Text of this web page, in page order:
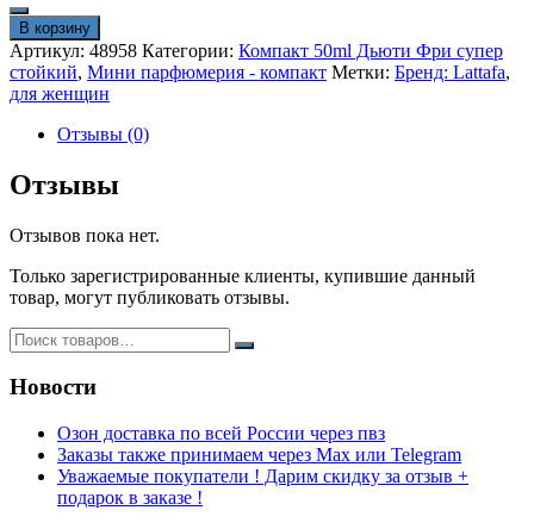
Мини
парфюм
Lattafa
Yara
50
free
В корзину
Артикул: 48958 Категории: Компакт 50ml Дьюти Фри супер
стойкий, Мини парфюмерия - компакт Метки: Бренд: Lattafa,
для женщин
Отзывы (0)
Отзывы
Отзывов пока нет.
Только зарегистрированные клиенты, купившие данный
товар, могут публиковать отзывы.
Новости
Озон доставка по всей России через пвз
Заказы также принимаем через Max или Telegram
Уважаемые покупатели ! Дарим скидку за отзыв +
подарок в заказе !